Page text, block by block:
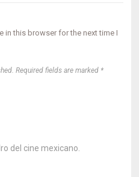
in this browser for the next time I
Required fields are marked *
del cine mexicano.